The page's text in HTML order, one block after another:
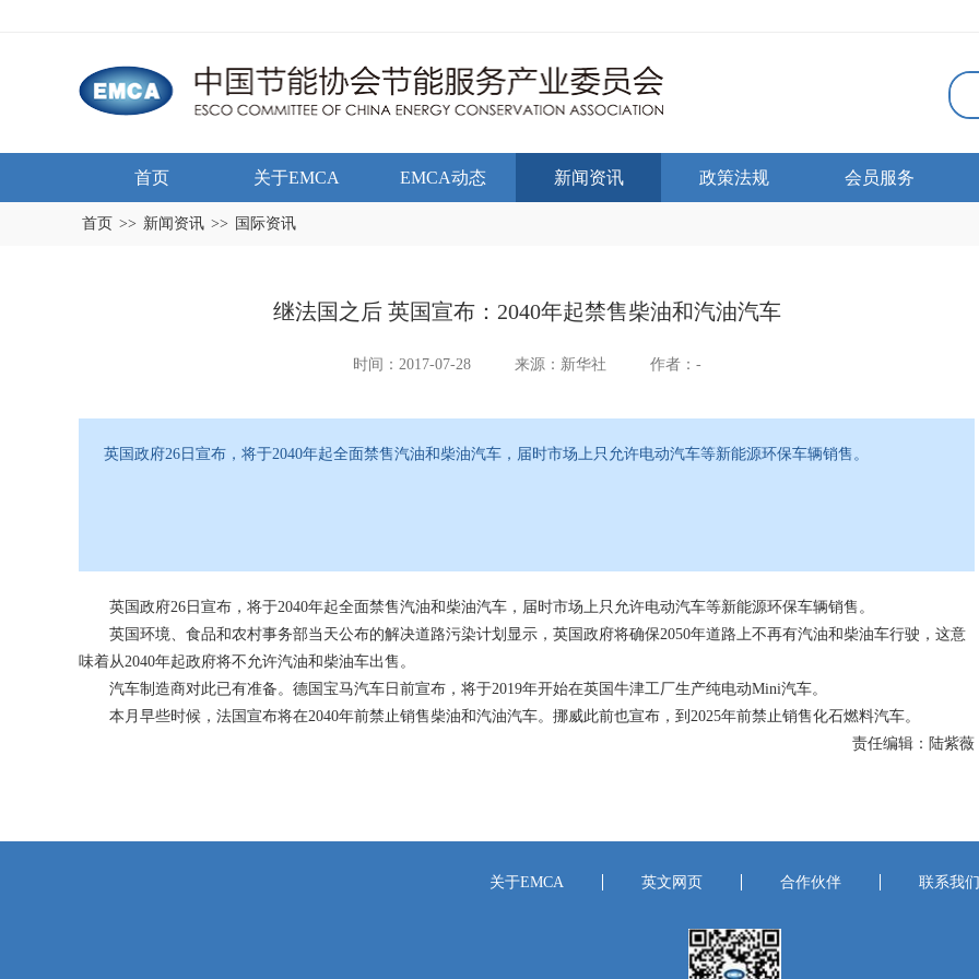
首页 关于EMCA EMCA动态 新闻资讯 政策法规 会员服务
首页 >> 新闻资讯 >> 国际资讯
继法国之后 英国宣布：2040年起禁售柴油和汽油汽车
时间：2017-07-28 来源：新华社 作者：-
英国政府26日宣布，将于2040年起全面禁售汽油和柴油汽车，届时市场上只允许电动汽车等新能源环保车辆销售。
英国政府26日宣布，将于2040年起全面禁售汽油和柴油汽车，届时市场上只允许电动汽车等新能源环保车辆销售。
英国环境、食品和农村事务部当天公布的解决道路污染计划显示，英国政府将确保2050年道路上不再有汽油和柴油车行驶，这意
味着从2040年起政府将不允许汽油和柴油车出售。
汽车制造商对此已有准备。德国宝马汽车日前宣布，将于2019年开始在英国牛津工厂生产纯电动Mini汽车。
本月早些时候，法国宣布将在2040年前禁止销售柴油和汽油汽车。挪威此前也宣布，到2025年前禁止销售化石燃料汽车。
责任编辑：陆紫薇
关于EMCA 英文网页 合作伙伴 联系我们